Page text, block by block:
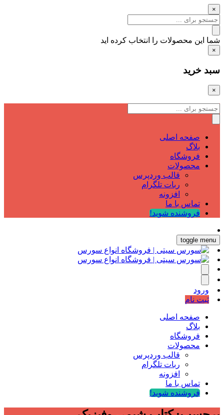
×
شما این محصولات را انتخاب کرده اید
×
سبد خرید
×
صفحه اصلی
بلاگ
فروشگاه
محصولات
قالب وردپرس
ربات تلگرام
افزونه
تماس با ما
فروشنده شوید!
toggle menu
ورود
ثبت نام
صفحه اصلی
بلاگ
فروشگاه
محصولات
قالب وردپرس
ربات تلگرام
افزونه
تماس با ما
فروشنده شوید!